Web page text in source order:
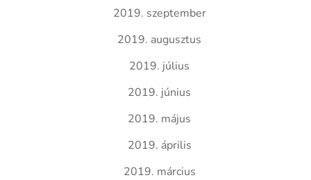
2019. szeptember
2019. augusztus
2019. július
2019. június
2019. május
2019. április
2019. március